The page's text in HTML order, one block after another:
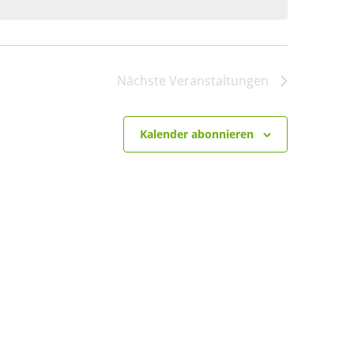
Nächste Veranstaltungen
Kalender abonnieren